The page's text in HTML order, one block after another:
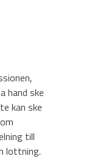
hand ske
kan ske
till
lottning.